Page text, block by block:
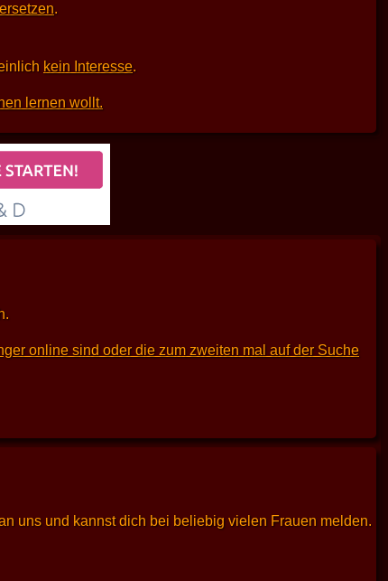
.
kein Interesse.
lernen wollt.
online sind oder die zum zweiten mal auf der Suche
uns und kannst dich bei beliebig vielen Frauen melden.